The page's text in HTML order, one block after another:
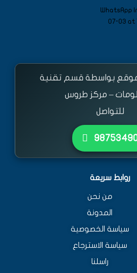
بواسطة قسم تقنية
– مركز طروس
للتواصل
روابط سريعة
من نحن
المدونة
سياسة الخصوصية
سياسة الاسترجاع
راسلنا